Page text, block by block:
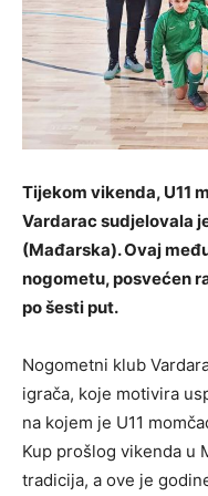
Tijekom vikenda, U11
Vardarac sudjelovala
(Mađarska). Ovaj
nogometu, posvećen
po šesti put.
Nogometni klub
igrača, koje motivira
na kojem je U11
Kup prošlog vikenda u
tradicija, a ove je